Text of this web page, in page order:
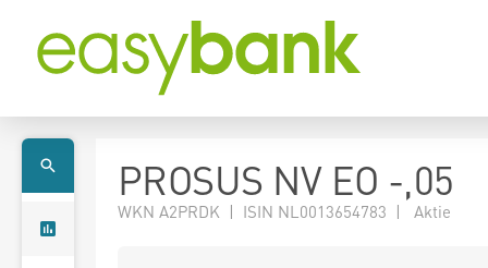
PROSUS NV EO -,05
WKN A2PRDK | ISIN NL0013654783 | Aktie